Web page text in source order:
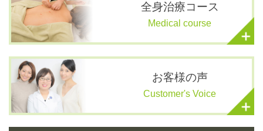
全身治療コース
Medical course
お客様の声
Customer's Voice